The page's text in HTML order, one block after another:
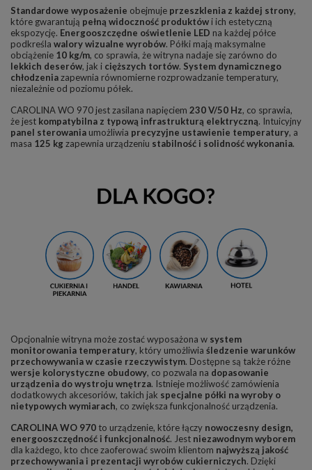
Standardowe wyposażenie obejmuje przeszklenia z każdej strony,
które gwarantują pełną widoczność produktów i ich estetyczną
ekspozycję. Energooszczędne oświetlenie LED na każdej półce
podkreśla walory wizualne wyrobów. Półki mają maksymalne
obciążenie 10 kg/m, co sprawia, że witryna nadaje się zarówno do
lekkich deserów, jak i cięższych tortów. System dynamicznego
chłodzeniazapewnia równomierne rozprowadzanie temperatury,
niezależnie od poziomu półek.
CAROLINA WO 970 jest zasilana napięciem 230 V/50 Hz, co sprawia,
że jest kompatybilna z typową infrastrukturą elektryczną. Intuicyjny
panel sterowania umożliwia precyzyjne ustawienie temperatury, a
masa 125 kg zapewnia urządzeniu stabilność i solidność wykonania.
Opcjonalnie witryna może zostać wyposażona w system
monitorowania temperatury, który umożliwia śledzenie warunków
przechowywania w czasie rzeczywistym. Dostępne są także różne
wersje kolorystyczne obudowy, co pozwala na dopasowanie
urządzenia do wystroju wnętrza. Istnieje możliwość zamówienia
dodatkowych akcesoriów, takich jak specjalne półki na wyroby o
nietypowych wymiarach, co zwiększa funkcjonalność urządzenia.
CAROLINA WO 970 to urządzenie, które łączy nowoczesny design,
energooszczędność i funkcjonalność. Jest niezawodnym wyborem
dla każdego, kto chce zaoferować swoim klientom najwyższą jakość
przechowywania i prezentacji wyrobów cukierniczych. Dzięki